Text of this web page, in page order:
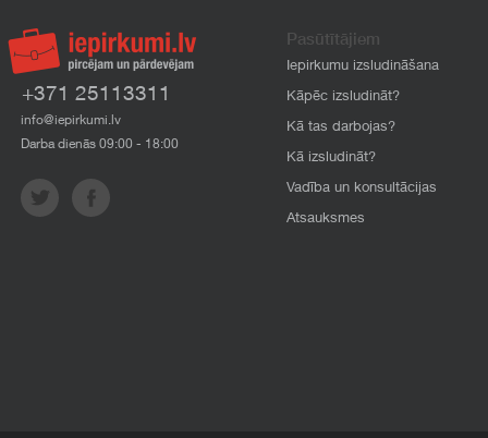
+371 25113311
info@iepirkumi.lv
Darba dienās 09:00 - 18:00
Pasūtītājiem
Iepirkumu izsludināšana
Kāpēc izsludināt?
Kā tas darbojas?
Kā izsludināt?
Vadība un konsultācijas
Atsauksmes